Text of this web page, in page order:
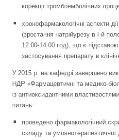
корекції тромбоемболічних
хронофармакологічні аспекти
(зростання натрійурезу в І-й
12.00-14.00 год), що є
застосування препарату в
У 2015 р. на кафедрі завершено
НДР «Фармацевтичні та медико-
із антиоксидантними
питань:
проведено фармакологічний
складу та